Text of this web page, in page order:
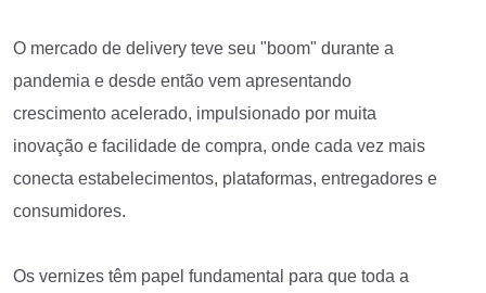
O mercado de delivery teve seu "boom" durante a
pandemia e desde então vem apresentando
crescimento acelerado, impulsionado por muita
inovação e facilidade de compra, onde cada vez mais
conecta estabelecimentos, plataformas, entregadores e
consumidores.
Os vernizes têm papel fundamental para que toda a